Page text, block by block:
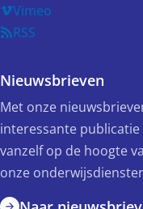
Vimeo
RSS
Nieuwsbrieven
Met onze
interessante
vanzelf op de hoogte
onze